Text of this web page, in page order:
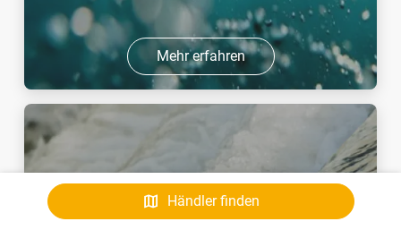
Händler finden
Mehr erfahren
Ozonbehandlung